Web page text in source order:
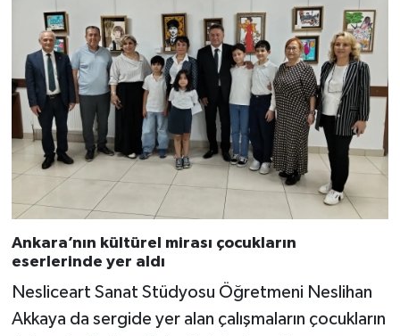
Ankara’nın kültürel mirası çocukların
eserlerinde yer aldı
Nesliceart Sanat Stüdyosu Öğretmeni Neslihan
Akkaya da sergide yer alan çalışmaların çocukların